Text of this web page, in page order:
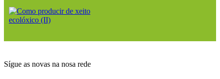
Sígue as novas na nosa rede